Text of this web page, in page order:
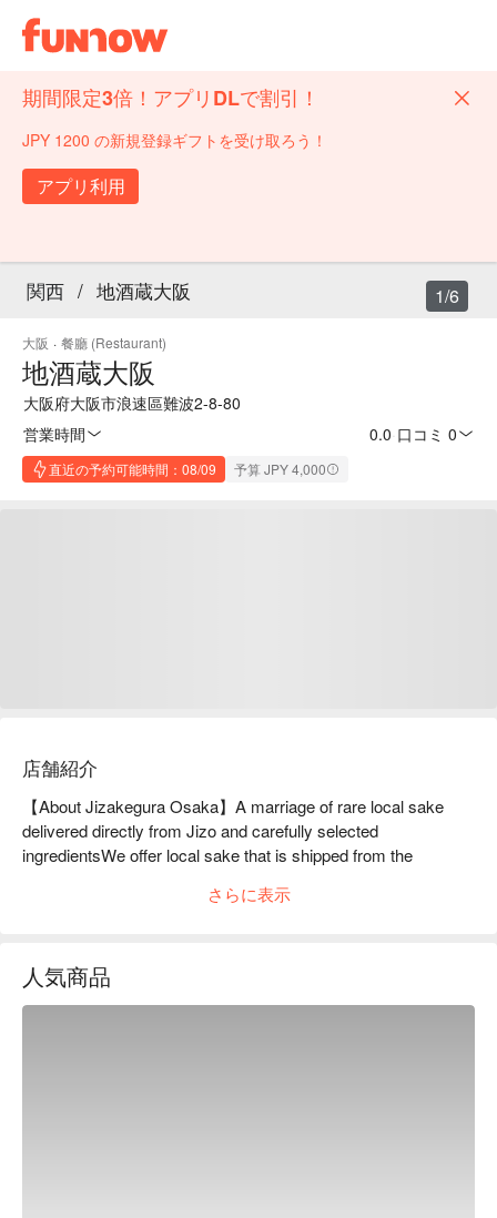
期間限定3倍！アプリDLで割引！
JPY 1200 の新規登録ギフトを受け取ろう！
アプリ利用
関西 / 地酒蔵大阪
大阪 · 餐廳 (Restaurant)
地酒蔵大阪
大阪府大阪市浪速區難波2-8-80
営業時間
0.0 口コミ 0
直近の予約可能時間：08/09 予算 JPY 4,000
1/6
店舗紹介
【About Jizakegura Osaka】A marriage of rare local sake
delivered directly from Jizo and carefully selected
ingredientsWe offer local sake that is shipped from the
outside light. As for ingredients, we keep costs down by
sake and carefully selected ingredients.
※ This translation includes content generated by AI.
さらに表示
人気商品